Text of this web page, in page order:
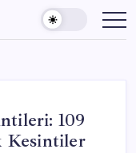
109
Kesintiler